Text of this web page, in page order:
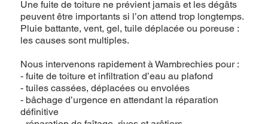
Une fuite de toiture ne prévient jamais et les dégâts
peuvent être importants si l’on attend trop longtemps.
Pluie battante, vent, gel, tuile déplacée ou poreuse :
les causes sont multiples.
Nous intervenons rapidement à Wambrechies pour :
- fuite de toiture et infiltration d’eau au plafond
- tuiles cassées, déplacées ou envolées
- bâchage d’urgence en attendant la réparation
définitive